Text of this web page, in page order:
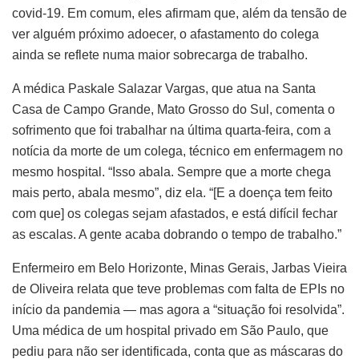
covid-19. Em comum, eles afirmam que, além da tensão de
ver alguém próximo adoecer, o afastamento do colega
ainda se reflete numa maior sobrecarga de trabalho.
A médica Paskale Salazar Vargas, que atua na Santa
Casa de Campo Grande, Mato Grosso do Sul, comenta o
sofrimento que foi trabalhar na última quarta-feira, com a
notícia da morte de um colega, técnico em enfermagem no
mesmo hospital. “Isso abala. Sempre que a morte chega
mais perto, abala mesmo”, diz ela. “[E a doença tem feito
com que] os colegas sejam afastados, e está difícil fechar
as escalas. A gente acaba dobrando o tempo de trabalho.”
Enfermeiro em Belo Horizonte, Minas Gerais, Jarbas Vieira
de Oliveira relata que teve problemas com falta de EPIs no
início da pandemia — mas agora a “situação foi resolvida”.
Uma médica de um hospital privado em São Paulo, que
pediu para não ser identificada, conta que as máscaras do